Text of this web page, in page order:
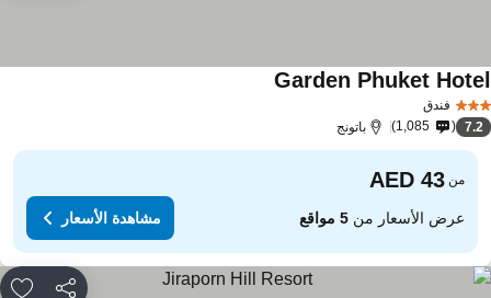
فندق
Garden Phuketمشاهدة الأسعار
7.2
1,085 باتونج
من
عرض الأسعار من5 مواقع مشاهدة الأسعار